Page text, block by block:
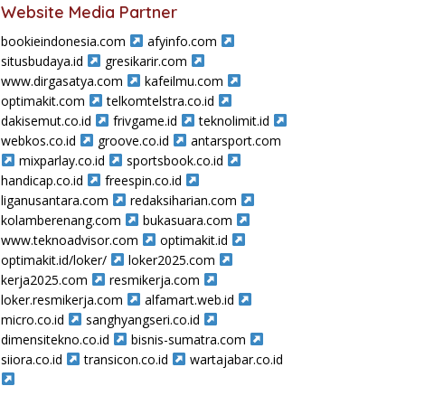
Website Media Partner
bookieindonesia.com
afyinfo.com
situsbudaya.id
gresikarir.com
www.dirgasatya.com
kafeilmu.com
optimakit.com
telkomtelstra.co.id
dakisemut.co.id
frivgame.id
teknolimit.id
webkos.co.id
groove.co.id
antarsport.com
mixparlay.co.id
sportsbook.co.id
handicap.co.id
freespin.co.id
liganusantara.com
redaksiharian.com
kolamberenang.com
bukasuara.com
www.teknoadvisor.com
optimakit.id
optimakit.id/loker/
loker2025.com
kerja2025.com
resmikerja.com
loker.resmikerja.com
alfamart.web.id
micro.co.id
sanghyangseri.co.id
dimensitekno.co.id
bisnis-sumatra.com
siiora.co.id
transicon.co.id wartajabar.co.id